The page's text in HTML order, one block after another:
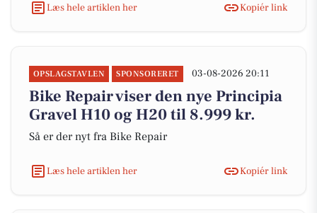
Læs hele artiklen her Kopiér link
OPSLAGSTAVLEN SPONSORERET 03-08-2026 20:11
Bike Repair viser den nye Principia
Gravel H10 og H20 til 8.999 kr.
Så er der nyt fra Bike Repair
Læs hele artiklen her Kopiér link